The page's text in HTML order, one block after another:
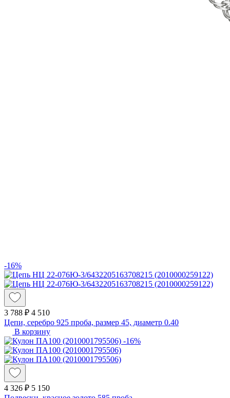
-16%
3 788 ₽ 4 510
Цепи, серебро 925 проба, размер 45, диаметр 0.40
В корзину
-16%
4 326 ₽ 5 150